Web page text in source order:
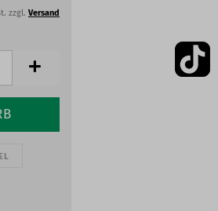
zzgl. Versand